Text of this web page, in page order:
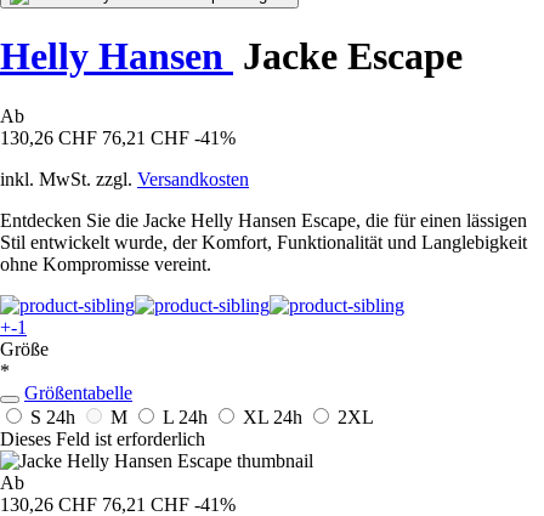
Helly Hansen Jacke Escape
Ab
130,26 CHF 76,21 CHF -41%
inkl. MwSt. zzgl. Versandkosten
Entdecken Sie die Jacke Helly Hansen Escape, die für einen lässigen
Stil entwickelt wurde, der Komfort, Funktionalität und Langlebigkeit
ohne Kompromisse vereint.
+-1
Größe
*
Größentabelle
S 24h M L 24h XL 24h
2XL
Dieses Feld ist erforderlich
Ab
130,26 CHF 76,21 CHF -41%